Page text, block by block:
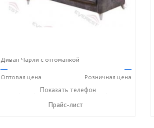
Диван Чарли с оттоманкой
—
Оптовая цена
—
Розничная цена
+7 (3812) 90-27-89 ☎+7 (800) 600-72-93
Показать телефон
Прайс-лист